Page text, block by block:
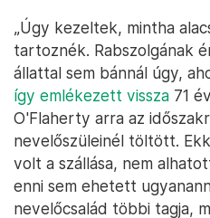
„Úgy kezeltek, mintha
tartoznék. Rabszolgának
állattal sem bánnál úgy,
így emlékezett vissza 71
O'Flaherty arra az
nevelőszüleinél töltött.
volt a szállása, nem
enni sem ehetett
nevelőcsalád többi tagja,